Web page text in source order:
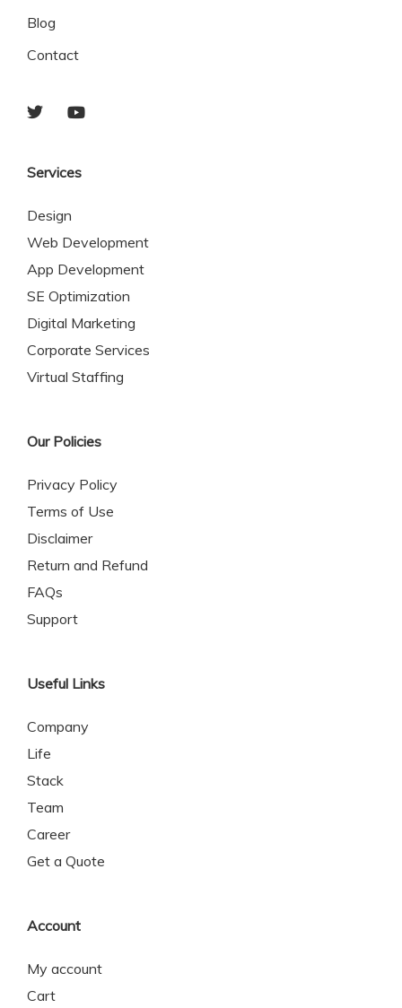
Blog
Contact
Services
Design
Web Development
App Development
SE Optimization
Digital Marketing
Corporate Services
Virtual Staffing
Our Policies
Privacy Policy
Terms of Use
Disclaimer
Return and Refund
FAQs
Support
Useful Links
Company
Life
Stack
Team
Career
Get a Quote
Account
My account
Cart